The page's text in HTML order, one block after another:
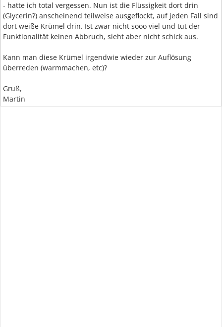
- hatte ich total vergessen. Nun ist die Flüssigkeit dort drin
(Glycerin?) anscheinend teilweise ausgeflockt, auf jeden Fall sind
dort weiße Krümel drin. Ist zwar nicht sooo viel und tut der
Funktionalität keinen Abbruch, sieht aber nicht schick aus.
Kann man diese Krümel irgendwie wieder zur Auflösung
überreden (warmmachen, etc)?
Gruß,
Martin